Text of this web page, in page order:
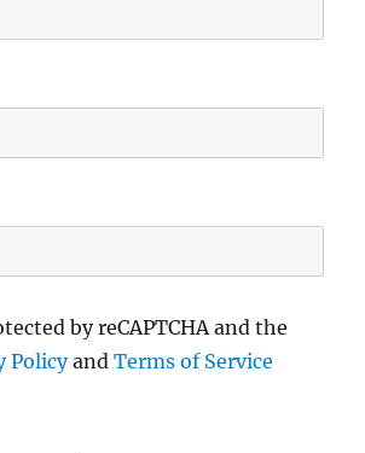
by reCAPTCHA and the
PolicyandTerms of Service